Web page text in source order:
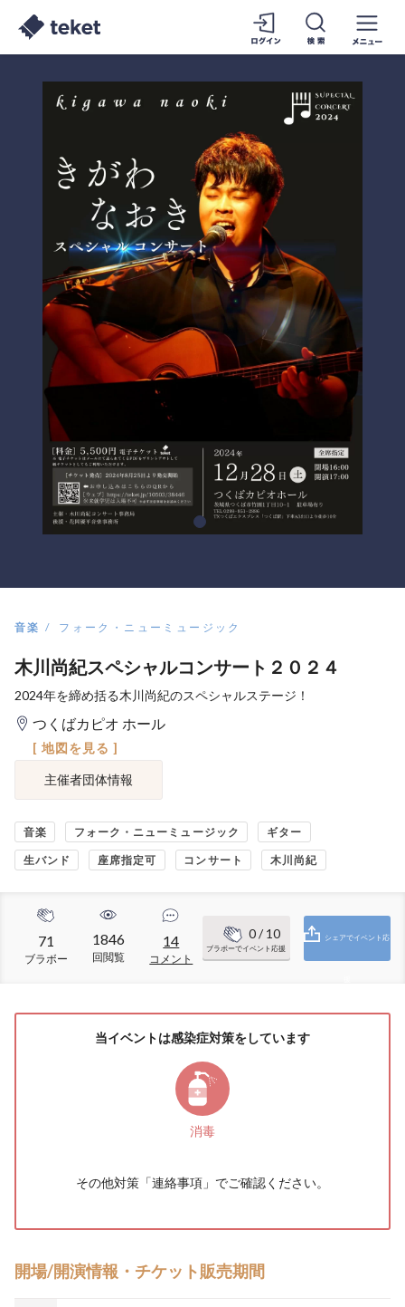
音楽 フォーク・ニューミュージック
木川尚紀スペシャルコンサート２０２４
2024年を締め括る木川尚紀のスペシャルステージ！
つくばカピオ ホール
[ 地図を見る ]
主催者団体情報
音楽 フォーク・ニューミュージック ギター
生バンド 座席指定可 コンサート 木川尚紀
71
ブラボー
1846
回閲覧
14
コメント
0/ 10
ブラボーでイベント応援
シェアでイベント応
当イベントは感染症対策をしています
消毒
その他対策「連絡事項 」でご確認ください。
開場/開演情報・チケット販売期間